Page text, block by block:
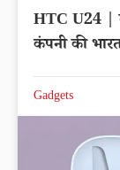
HTC U24 |
कंपनी की
Gadgets